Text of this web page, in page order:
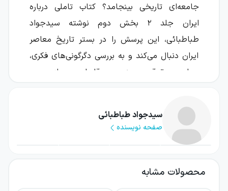
جامعه‌ای تاریخی بینجامد؟ کتاب تاملی درباره
ایران جلد ۲ بخش دوم نوشته سیدجواد
طباطبائی، این پرسش را در بستر تاریخ معاصر
ایران دنبال می‌کند و به بررسی دگرگونی‌های فکری،
سیاسی، حقوقی و دینی دوره قاجار می‌پردازد.
درباره ایران است و ادامه بحثی را پی می‌گیرد که
ریشه‌های آن در اصلاحات عباس میرزا در
دارالسلطنه تبریز دیده می‌شود. موضوع اصلی
خودکامه، پدیدار شدن آگاهی نوآیین و تکوین
سیدجواد طباطبائی
صفحه نویسنده
محصولات مشابه